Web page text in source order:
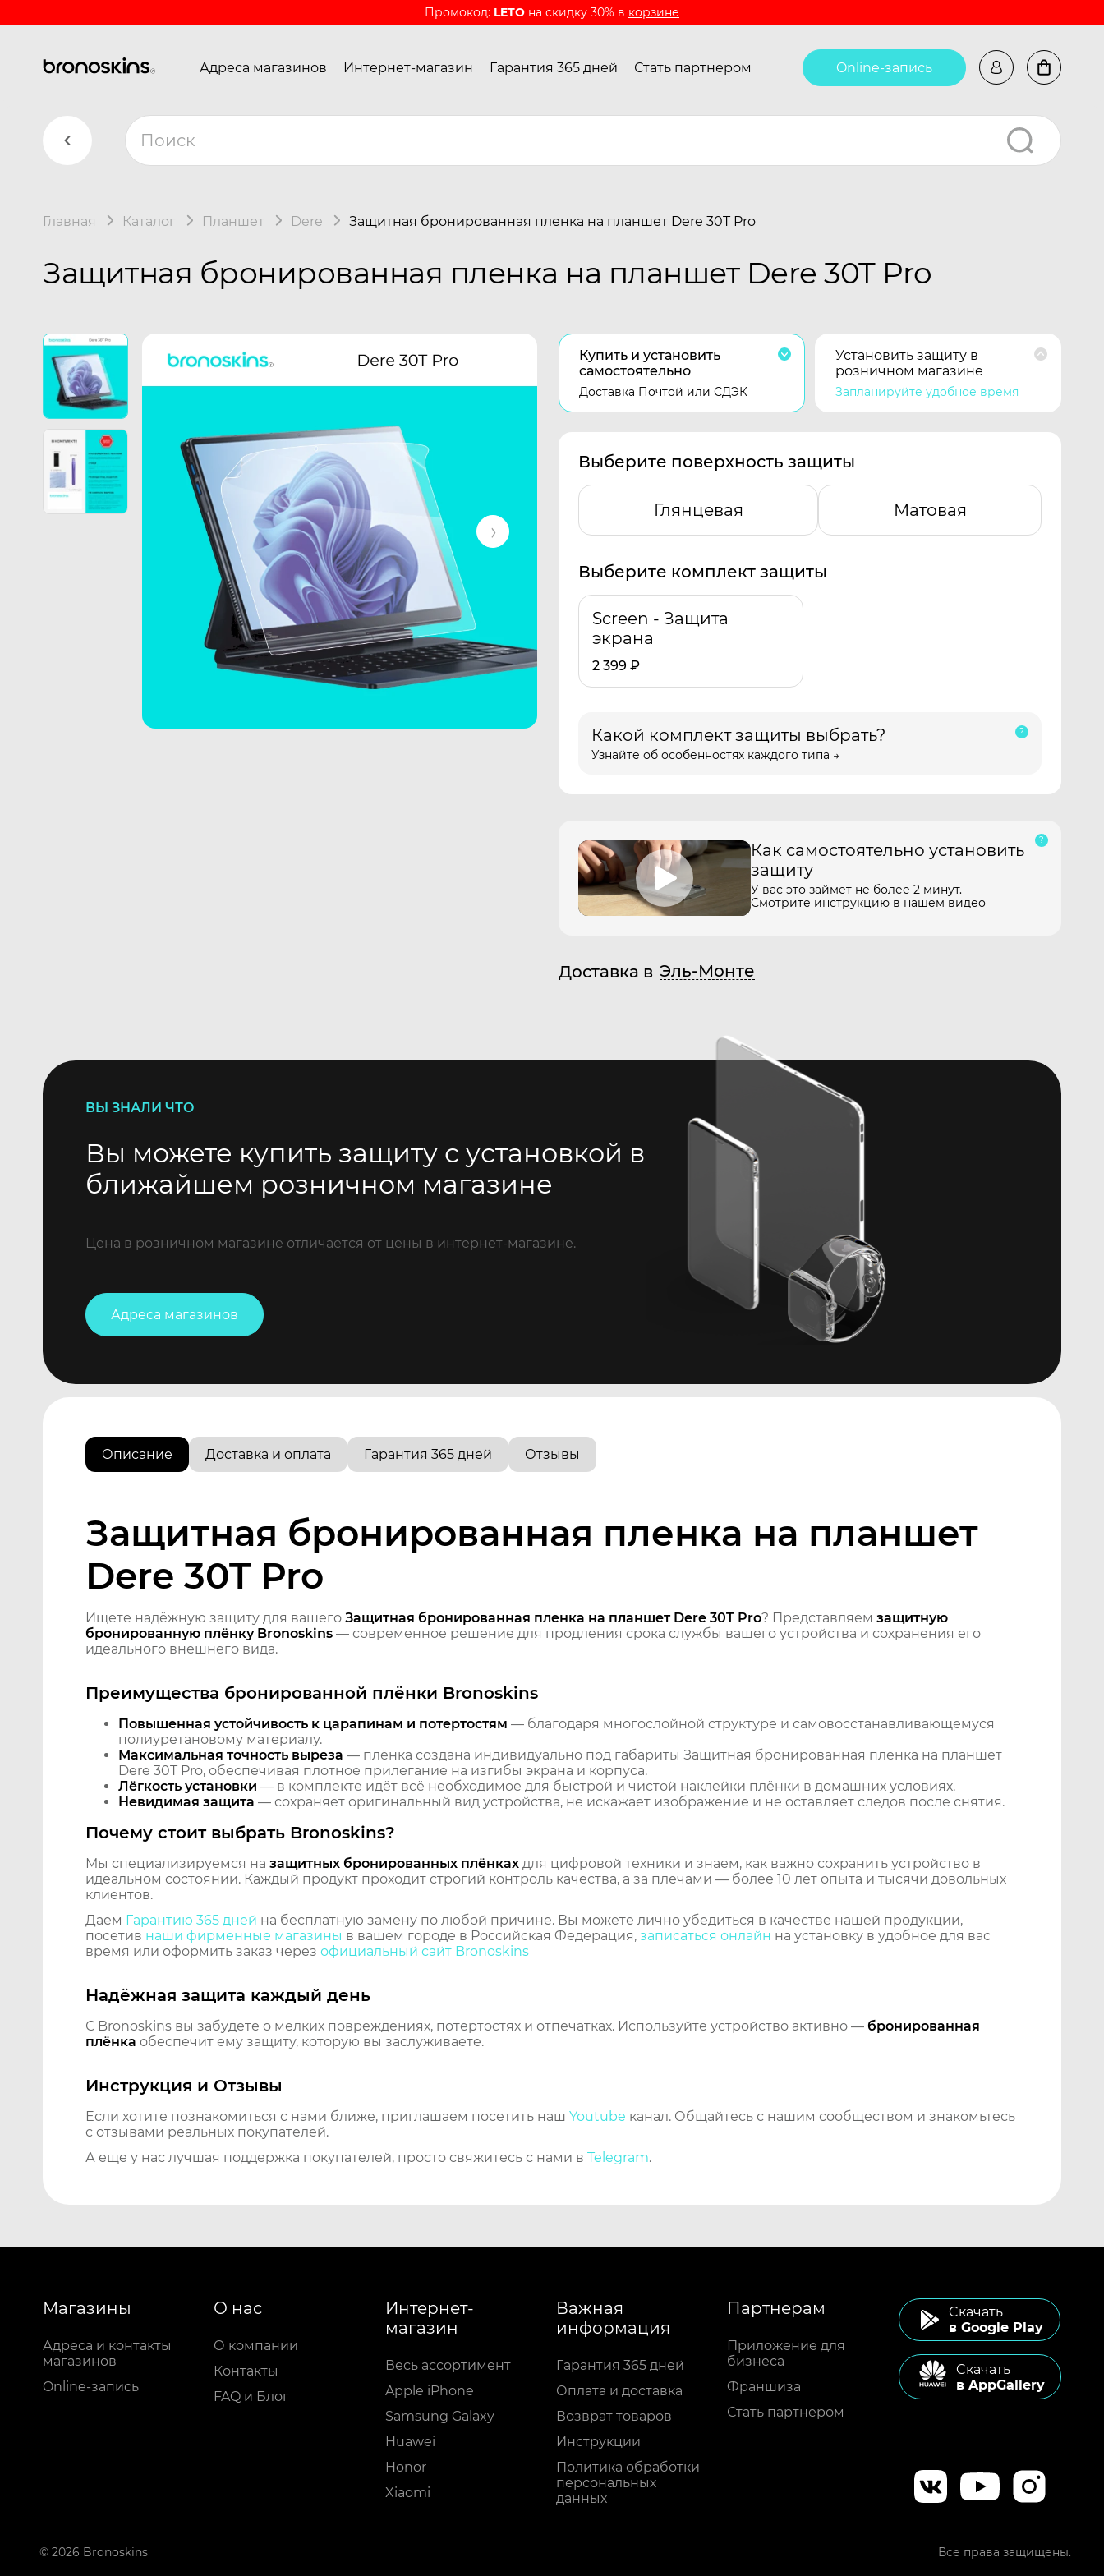
Промокод: LETO на скидку 30% в корзине
Адреса магазинов Интернет-магазин Гарантия 365 дней Стать партнером Online-запись
Главная Каталог Планшет Dere Защитная бронированная пленка на планшет Dere 30T Pro
Защитная бронированная пленка на планшет Dere 30T Pro
Купить и установить
самостоятельно
Доставка Почтой или СДЭК
Установить защиту в
розничном магазине
Запланируйте удобное время
Выберите поверхность защиты
Глянцевая Матовая
Выберите комплект защиты
Screen - Защита
экрана
2 399 ₽
Какой комплект защиты выбрать?
Узнайте об особенностях каждого типа →
Как самостоятельно установить
защиту
У вас это займёт не более 2 минут.
Смотрите инструкцию в нашем видео
Доставка в Эль-Монте
ВЫ ЗНАЛИ ЧТО
Вы можете купить защиту с установкой в
ближайшем розничном магазине
Цена в розничном магазине отличается от цены в интернет-магазине.
Адреса магазинов
Описание Доставка и оплата Гарантия 365 дней Отзывы
Защитная бронированная пленка на планшет
Dere 30T Pro
Ищете надёжную защиту для вашего Защитная бронированная пленка на планшет Dere 30T Pro? Представляем защитную
бронированную плёнку Bronoskins — современное решение для продления срока службы вашего устройства и сохранения его
идеального внешнего вида.
Преимущества бронированной плёнки Bronoskins
Повышенная устойчивость к царапинам и потертостям — благодаря многослойной структуре и самовосстанавливающемуся
полиуретановому материалу.
Максимальная точность выреза — плёнка создана индивидуально под габариты Защитная бронированная пленка на планшет
Dere 30T Pro, обеспечивая плотное прилегание на изгибы экрана и корпуса.
Лёгкость установки — в комплекте идёт всё необходимое для быстрой и чистой наклейки плёнки в домашних условиях.
Невидимая защита — сохраняет оригинальный вид устройства, не искажает изображение и не оставляет следов после снятия.
Почему стоит выбрать Bronoskins?
Мы специализируемся на защитных бронированных плёнках для цифровой техники и знаем, как важно сохранить устройство в
идеальном состоянии. Каждый продукт проходит строгий контроль качества, а за плечами — более 10 лет опыта и тысячи довольных
клиентов.
Даем Гарантию 365 дней на бесплатную замену по любой причине. Вы можете лично убедиться в качестве нашей продукции,
посетив наши фирменные магазины в вашем городе в Российская Федерация, записаться онлайн на установку в удобное для вас
время или оформить заказ через официальный сайт Bronoskins
Надёжная защита каждый день
С Bronoskins вы забудете о мелких повреждениях, потертостях и отпечатках. Используйте устройство активно — бронированная
плёнка обеспечит ему защиту, которую вы заслуживаете.
Инструкция и Отзывы
Если хотите познакомиться с нами ближе, приглашаем посетить наш Youtube канал. Общайтесь с нашим сообществом и знакомьтесь
с отзывами реальных покупателей.
А еще у нас лучшая поддержка покупателей, просто свяжитесь с нами в Telegram.
Магазины
Адреса и контакты
магазинов
Online-запись
О нас
О компании
Контакты
FAQ и Блог
Интернет-
магазин
Весь ассортимент
Apple iPhone
Samsung Galaxy
Huawei
Honor
Xiaomi
Важная
информация
Гарантия 365 дней
Оплата и доставка
Возврат товаров
Инструкции
Политика обработки
персональных
данных
Партнерам
Приложение для
бизнеса
Франшиза
Стать партнером
Cкачать
в Google Play
Cкачать
в AppGallery
© 2026 Bronoskins Все права защищены.